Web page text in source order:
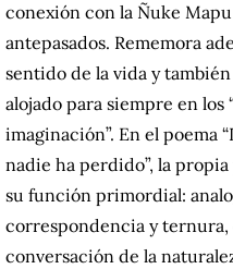
conexión con la Ñuke
antepasados. Rememora
sentido de la vida y
alojado para siempre en los
imaginación”. En el poema
nadie ha perdido”, la
su función primordial:
correspondencia y ternura,
conversación de la